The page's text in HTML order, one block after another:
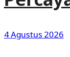
4 Agustus 2026